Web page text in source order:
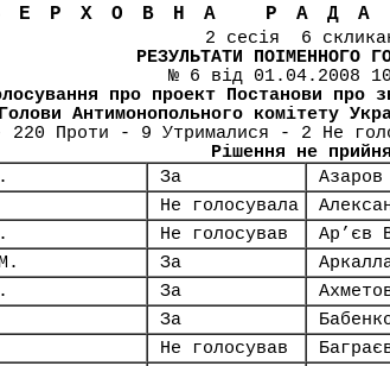
2 сесія 6
РЕЗУЛЬТАТИ ПОІМЕННОГО
№ 6 від 01.04.2008
про проект Постанови про
Голови Антимонопольного комітету
220 Проти - 9 Утрималися - 2 Не
Рішення не
За
Не голосувала
Не голосував Ар’єв
За
За
За
Не голосував